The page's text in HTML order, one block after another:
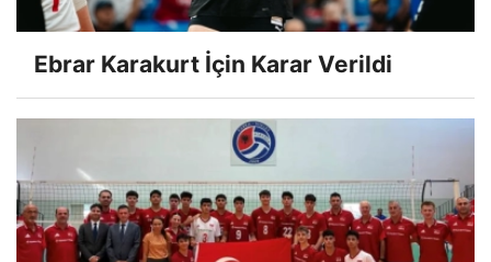
Ebrar Karakurt İçin Karar Verildi